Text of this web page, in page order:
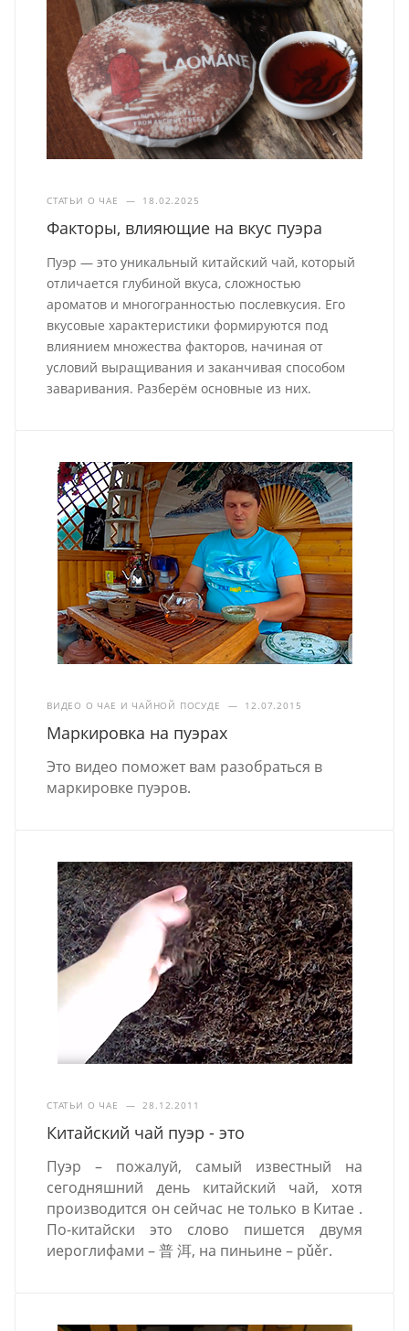
СТАТЬИ О ЧАЕ — 18.02.2025
Факторы, влияющие на вкус пуэра
Пуэр — это уникальный китайский чай, который
отличается глубиной вкуса, сложностью
ароматов и многогранностью послевкусия. Его
вкусовые характеристики формируются под
влиянием множества факторов, начиная от
условий выращивания и заканчивая способом
заваривания. Разберём основные из них.
ВИДЕО О ЧАЕ И ЧАЙНОЙ ПОСУДЕ — 12.07.2015
Маркировка на пуэрах
Это видео поможет вам разобраться в
маркировке пуэров.
СТАТЬИ О ЧАЕ — 28.12.2011
Китайский чай пуэр - это
Пуэр – пожалуй, самый известный на
сегодняшний день китайский чай, хотя
производится он сейчас не только в Китае .
По-китайски это слово пишется двумя
иероглифами – 普 洱, на пиньине – pǔěr.